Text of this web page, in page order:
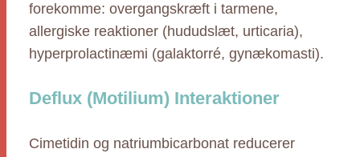
forekomme: overgangskræft i tarmene,
allergiske reaktioner (hududslæt, urticaria),
hyperprolactinæmi (galaktorré, gynækomasti).
Deflux (Motilium) Interaktioner
Cimetidin og natriumbicarbonat reducerer